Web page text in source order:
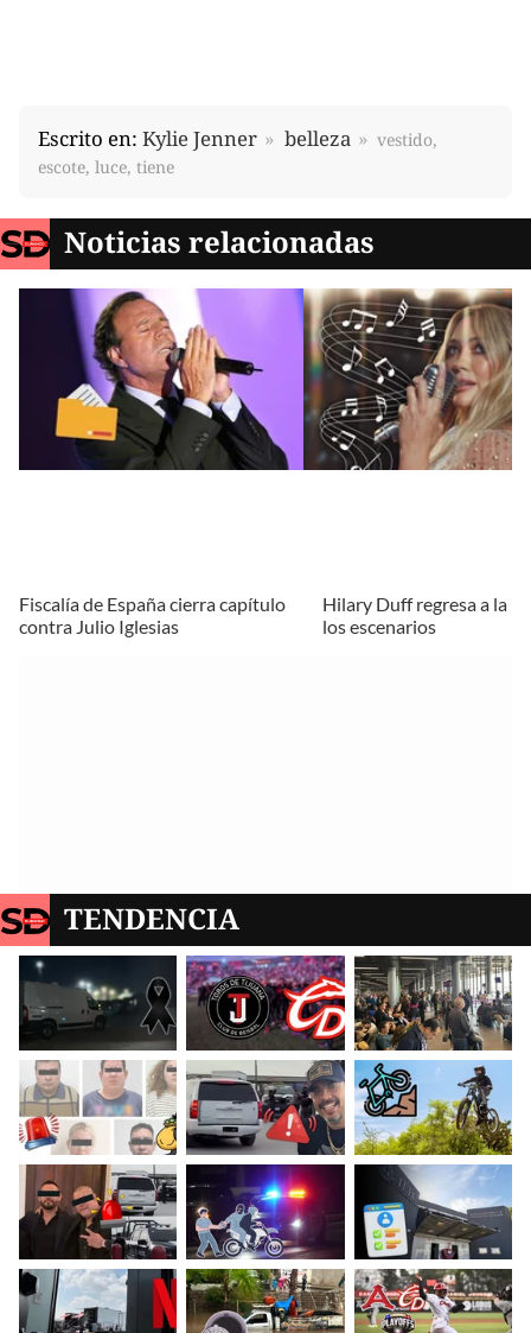
Escrito en: Kylie Jenner belleza
vestido,
escote, luce, tiene
Noticias relacionadas
Fiscalía de España cierra capítulo
contra Julio Iglesias
Hilary Duff regresa a la
los escenarios
TENDENCIA